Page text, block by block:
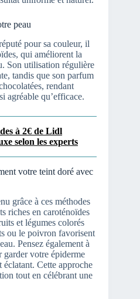
peau
pour sa couleur, il
qui améliorent la
Son utilisation régulière
tandis que son parfum
rendant
agréable qu’efficace.
à 2€ de Lidl
selon les experts
votre teint doré avec
grâce à ces méthodes
riches en caroténoïdes
et légumes colorés
ou le poivron favorisent
Pensez également à
garder votre épiderme
Cette approche
tout en célébrant une